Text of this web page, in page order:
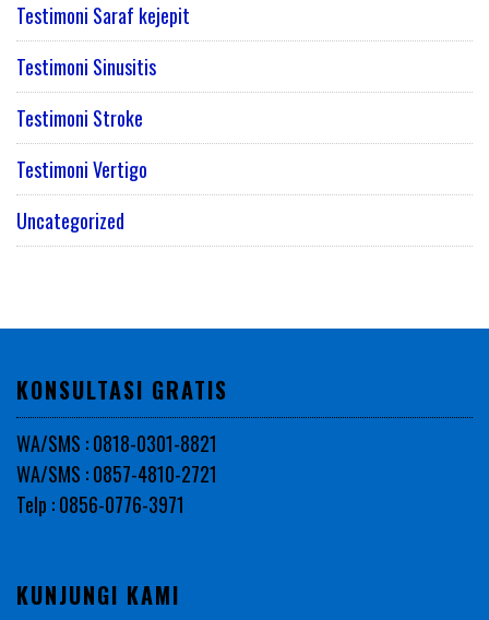
Testimoni Saraf kejepit
Testimoni Sinusitis
Testimoni Stroke
Testimoni Vertigo
Uncategorized
KONSULTASI GRATIS
WA/SMS : 0818-0301-8821
WA/SMS : 0857-4810-2721
Telp : 0856-0776-3971
KUNJUNGI KAMI